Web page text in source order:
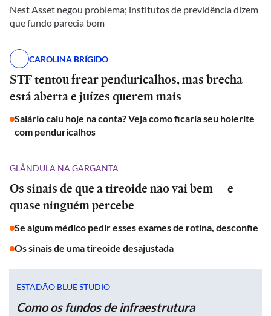
Nest Asset negou problema; institutos de previdência dizem
que fundo parecia bom
CAROLINA BRÍGIDO
STF tentou frear penduricalhos, mas brecha
está aberta e juízes querem mais
Salário caiu hoje na conta? Veja como ficaria seu holerite
com penduricalhos
GLÂNDULA NA GARGANTA
Os sinais de que a tireoide não vai bem — e
quase ninguém percebe
Se algum médico pedir esses exames de rotina, desconfie
Os sinais de uma tireoide desajustada
ESTADÃO BLUE STUDIO
Como os fundos de infraestrutura